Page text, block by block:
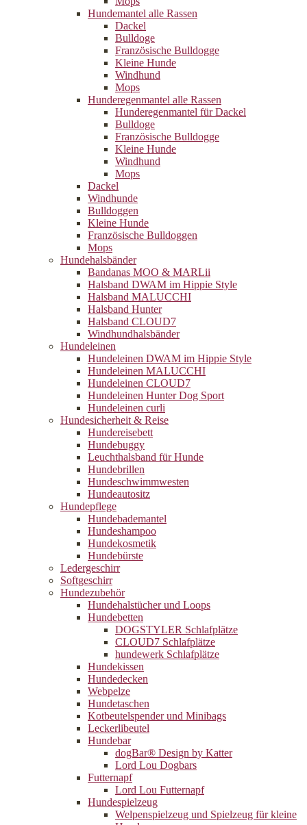
Hundemantel alle Rassen
Dackel
Bulldoge
Französische Bulldogge
Kleine Hunde
Windhund
Mops
Hunderegenman­tel alle Rassen
Hunderegenmantel für Dackel
Bulldoge
Französische Bulldogge
Kleine Hunde
Windhund
Mops
Dackel
Windhunde
Bulldoggen
Kleine Hunde
Französische Bulldoggen
Mops
Hundehalsbänder
Bandanas MOO & MARLii
Halsband DWAM im Hippie Style
Halsband MALUCCHI
Halsband Hunter
Halsband CLOUD7
Windhundhalsbänder
Hundeleinen
Hundeleinen DWAM im Hippie Style
Hundeleinen MALUCCHI
Hundeleinen CLOUD7
Hundeleinen Hunter Dog Sport
Hundeleinen curli
Hundesicherheit & Reise
Hundereisebett
Hundebuggy
Leuchthalsband für Hunde
Hundebrillen
Hundeschwimmwesten
Hundeautositz
Hundepflege
Hundebademantel
Hundeshampoo
Hundekosmetik
Hundebürste
Ledergeschirr
Softgeschirr
Hundezubehör
Hundehalstücher und Loops
Hundebetten
DOGSTYLER Schlafplätze
CLOUD7 Schlafplätze
hundewerk Schlafplätze
Hundekissen
Hundedecken
Webpelze
Hundetaschen
Kotbeutelspender und Minibags
Leckerlibeutel
Hundebar
dogBar® Design by Katter
Lord Lou Dogbars
Futternapf
Lord Lou Futternapf
Hundespielzeug
Welpenspielzeug und Spielzeug für kleine